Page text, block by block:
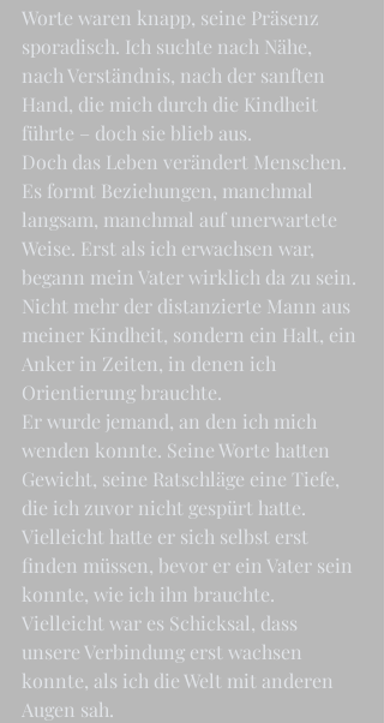
Worte waren knapp, seine Präsenz
sporadisch. Ich suchte nach Nähe,
nach Verständnis, nach der sanften
Hand, die mich durch die Kindheit
führte – doch sie blieb aus.
Doch das Leben verändert Menschen.
Es formt Beziehungen, manchmal
langsam, manchmal auf unerwartete
Weise. Erst als ich erwachsen war,
begann mein Vater wirklich da zu sein.
Nicht mehr der distanzierte Mann aus
meiner Kindheit, sondern ein Halt, ein
Anker in Zeiten, in denen ich
Orientierung brauchte.
Er wurde jemand, an den ich mich
wenden konnte. Seine Worte hatten
Gewicht, seine Ratschläge eine Tiefe,
die ich zuvor nicht gespürt hatte.
Vielleicht hatte er sich selbst erst
finden müssen, bevor er ein Vater sein
konnte, wie ich ihn brauchte.
Vielleicht war es Schicksal, dass
unsere Verbindung erst wachsen
konnte, als ich die Welt mit anderen
Augen sah.